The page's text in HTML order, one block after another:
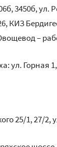
3450б,
КИЗ
–
ул. Горная
25/1, 27/